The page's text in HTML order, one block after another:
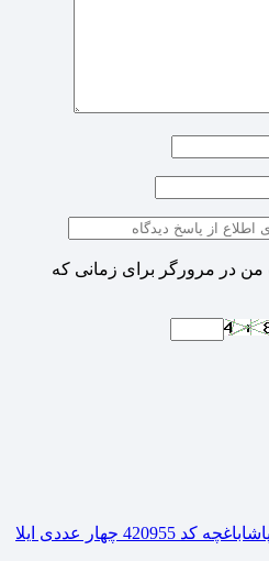
من در مرورگر برای زمانی که